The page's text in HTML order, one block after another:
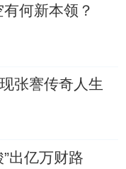
有何新本领？
张謇传奇人生
出亿万财路